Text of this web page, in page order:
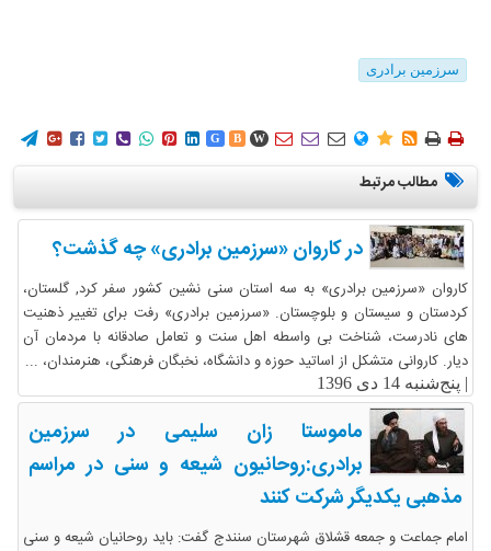
سرزمین برادری
        G B W        
مطالب مرتبط
در کاروان «سرزمین برادری» چه گذشت؟
کاروان «سرزمین برادری» به سه استان سنی نشین کشور سفر کرد, گلستان،
کردستان و سیستان و بلوچستان. «سرزمین برادری» رفت برای تغییر ذهنیت
های نادرست، شناخت بی واسطه اهل سنت و تعامل صادقانه با مردمان آن
دیار. کاروانی متشکل از اساتید حوزه و دانشگاه، نخبگان فرهنگی، هنرمندان، ...
| پنج‌شنبه 14 دی 1396
ماموستا زان سلیمی در سرزمین
برادری:روحانیون شیعه و سنی در مراسم
مذهبی یکدیگر شرکت کنند
امام جماعت و جمعه قشلاق شهرستان سنندج گفت: باید روحانیان شیعه و سنی